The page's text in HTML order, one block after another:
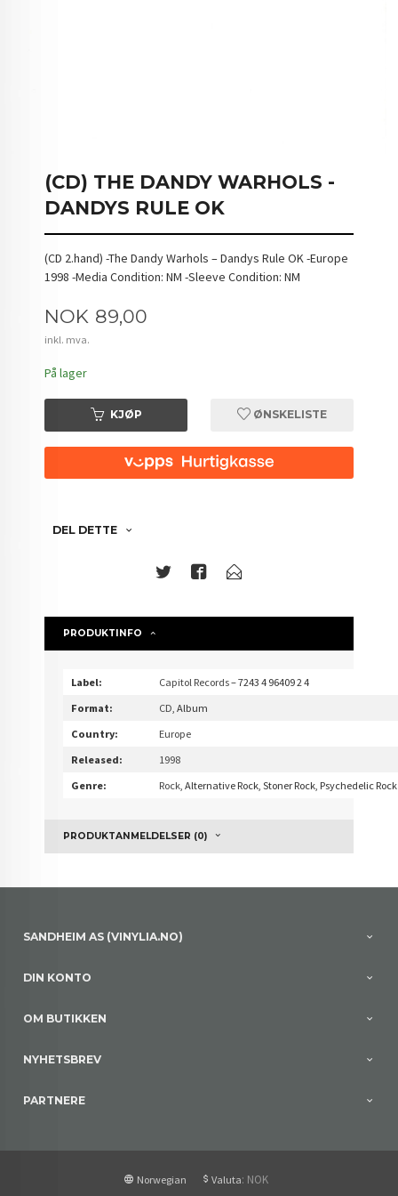
(CD) THE DANDY WARHOLS -
DANDYS RULE OK
(CD 2.hand) -The Dandy Warhols – Dandys Rule OK -Europe
1998 -Media Condition: NM -Sleeve Condition: NM
Pris
NOK 89,00
inkl. mva.
På lager
KJØP ØNSKELISTE
DEL DETTE
PRODUKTINFO
Label: Capitol Records– 7243 4 96409 2 4
Format:
CD , Album
Country:
Europe
Released:
1998
Genre:
Rock , Alternative Rock, Stoner Rock, Psychedelic Rock
PRODUKTANMELDELSER (0)
SANDHEIM AS (VINYLIA.NO)
DIN KONTO
OM BUTIKKEN
NYHETSBREV
PARTNERE
Norwegian Valuta: NOK